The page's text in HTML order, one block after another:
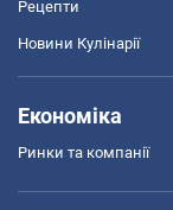
Рецепти
Новини Кулінарії
Економіка
Ринки та компанії